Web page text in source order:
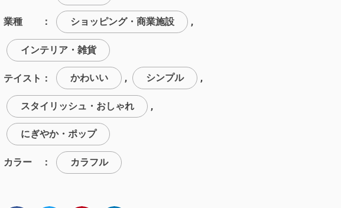
業種 ： ショッピング・商業施設 ,
インテリア・雑貨
テイスト： かわいい , シンプル ,
スタイリッシュ・おしゃれ ,
にぎやか・ポップ
カラー ： カラフル